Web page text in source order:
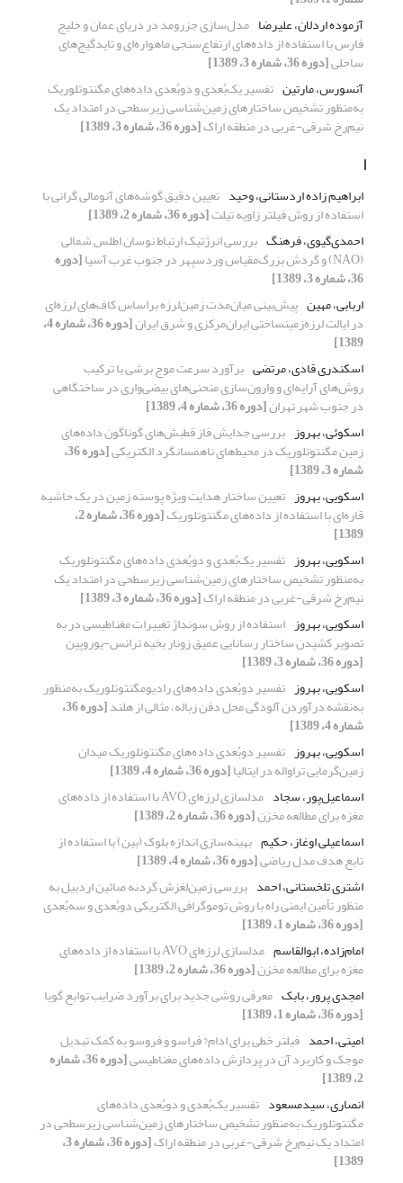
آزموده اردلان، علیرضا مدل‌سازی جزرومد در دریای عمان و خلیج
فارس با استفاده از داده‌های ارتفاع‌سنجی ماهواره‌ای و تایدگیج‌های
ساحلی[دوره 36، شماره 3، 1389]
آنسورس، مارتین تفسیر یک‌بُعدی و دوبُعدی داده‌های مگنتوتلوریک
به‌منظور تشخیص ساختارهای زمین‌شناسی زیرسطحی در امتداد یک
نیم‌رخ شرقی-غربی در منطقه اراک[دوره 36، شماره 3، 1389]
ا
ابراهیم زاده اردستانی، وحید تعیین دقیق گوشه‌های آنومالی گرانی با
استفاده از روش فیلتر زاویه تیلت[دوره 36، شماره 2، 1389]
احمدی‌گیوی، فرهنگ بررسی انرژتیک ارتباط نوسان اطلس شمالی
(NAO) و گردش بزرگ‌مقیاس وردسپهر در جنوب غرب آسیا [دوره
36، شماره 3، 1389]
اربابی، مهین پیش‌بینی میان‌مدت زمین‌لرزه براساس کاف‌های لرزه‌ای
در ایالت لرزه‌زمینساختی ایران‌مرکزی و شرق ایران [دوره 36، شماره 4،
1389]
اسکندری قادی، مرتضی برآورد سرعت موج برشی با ترکیب
روش‌های آرایه‌ای و وارون‌سازی منحنی‌های بیضی‌واری در ساختگاهی
در جنوب شهر تهران[دوره 36، شماره 4، 1389]
اسکوئی، بهروز بررسی جدایش فاز قطبش‌های گوناگون داده‌های
زمین مگنتوتلوریک در محیط‌های ناهمسانگرد الکتریکی [دوره 36،
شماره 3، 1389]
اسکویی، بهروز تعیین ساختار هدایت ویژه پوسته زمین در یک حاشیه
قاره‌ای با استفاده از داده‌های مگنتوتلوریک [دوره 36، شماره 2،
1389]
اسکویی، بهروز تفسیر یک‌بُعدی و دوبُعدی داده‌های مگنتوتلوریک
به‌منظور تشخیص ساختارهای زمین‌شناسی زیرسطحی در امتداد یک
نیم‌رخ شرقی-غربی در منطقه اراک[دوره 36، شماره 3، 1389]
اسکویی، بهروز استفاده از روش سونداژ تغییرات مغناطیسی در به
تصویر کشیدن ساختار رسانایی عمیق زونار بخیه ترانس-یوروپین
[دوره 36، شماره 3، 1389]
اسکویی، بهروز تفسیر دوبُعدی داده‌های رادیومگنتوتلوریک به‌منظور
به‌نقشه درآوردن آلودگی محل دفن زباله، مثالی از هلند [دوره 36،
شماره 4، 1389]
اسکویی، بهروز تفسیر دوبُعدی داده‌های مگنتوتلوریک میدان
زمین‌گرمایی تراواله در ایتالیا[دوره 36، شماره 4، 1389]
اسماعیل‌پور، سجاد
مدلسازی لرزه‌ای AVO با استفاده از داده‌های
مغزه برای مطالعه مخزن[دوره 36، شماره 2، 1389]
اسماعیلی اوغاز، حکیم بهینه‌سازی اندازه بلوک (بین) با استفاده از
تابع هدف مدل ریاضی[دوره 36، شماره 4، 1389]
اشتری تلخستانی، احمد بررسی زمین‌لغزش گردنه صائین اردبیل به
منظور تأمین ایمنی راه با روش توموگرافی الکتریکی دوبُعدی و سه‌بُعدی
[دوره 36، شماره 1، 1389]
امام‌زاده، ابوالقاسم
مدلسازی لرزه‌ای AVO با استفاده از داده‌های
مغزه برای مطالعه مخزن[دوره 36، شماره 2، 1389]
امجدی پرور، بابک معرفی روشی جدید برای برآورد ضرایب توابع گویا
[دوره 36، شماره 1، 1389]
امینی، احمد فیلتر خطی برای ادام? فراسو و فروسو به کمک تبدیل
موجک و کاربرد آن در پردازش داده‌های مغناطیسی [دوره 36، شماره
2، 1389]
انصاری، سیدمسعود تفسیر یک‌بُعدی و دوبُعدی داده‌های
مگنتوتلوریک به‌منظور تشخیص ساختارهای زمین‌شناسی زیرسطحی در
امتداد یک نیم‌رخ شرقی-غربی در منطقه اراک [دوره 36، شماره 3،
1389]